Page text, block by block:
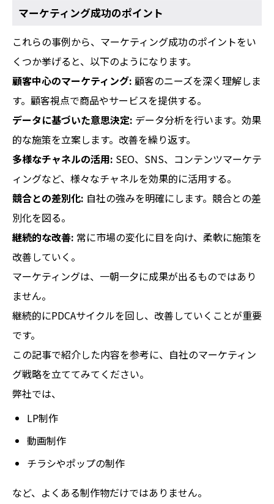
マーケティング成功のポイント
これらの事例から、マーケティング成功のポイントをい
くつか挙げると、以下のようになります。
顧客中心のマーケティング: 顧客のニーズを深く理解しま
す。顧客視点で商品やサービスを提供する。
データに基づいた意思決定: データ分析を行います。効果
的な施策を立案します。改善を繰り返す。
多様なチャネルの活用: SEO、SNS、コンテンツマーケテ
ィングなど、様々なチャネルを効果的に活用する。
競合との差別化: 自社の強みを明確にします。競合との差
別化を図る。
継続的な改善: 常に市場の変化に目を向け、柔軟に施策を
改善していく。
マーケティングは、一朝一夕に成果が出るものではあり
ません。
継続的にPDCAサイクルを回し、改善していくことが重要
です。
この記事で紹介した内容を参考に、自社のマーケティン
グ戦略を立ててみてください。
弊社では、
LP制作
動画制作
チラシやポップの制作
など、よくある制作物だけではありません。